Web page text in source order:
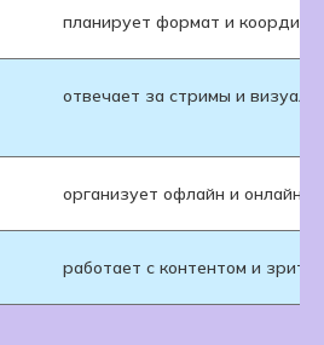
планирует формат и
отвечает за стримы и
организует офлайн и онлайн-
работает с контентом и